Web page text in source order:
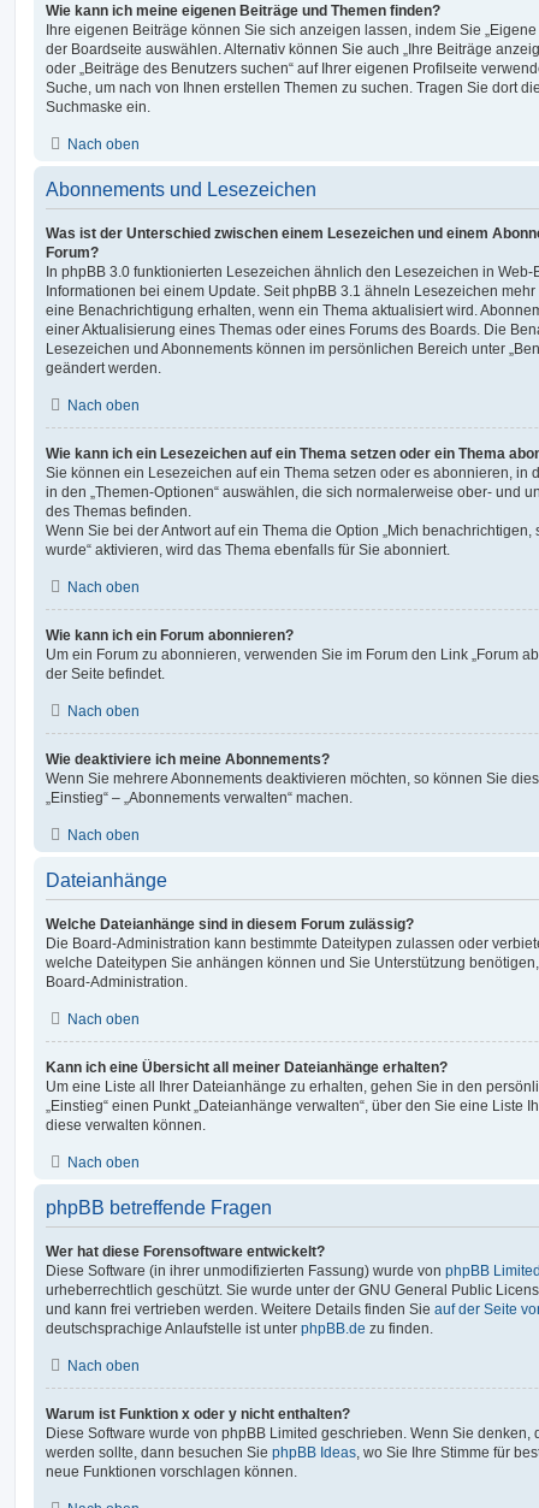
Wie kann ich meine eigenen Beiträge und Themen finden?
Ihre eigenen Beiträge können Sie sich anzeigen lassen, indem Sie
der Boardseite auswählen. Alternativ können Sie auch „Ihre Beiträge
oder „Beiträge des Benutzers suchen“ auf Ihrer eigenen Profilseite
Suche, um nach von Ihnen erstellen Themen zu suchen. Tragen Sie dort
Suchmaske ein.
Nach oben
Abonnements und Lesezeichen
Was ist der Unterschied zwischen einem Lesezeichen und einem
Forum?
In phpBB 3.0 funktionierten Lesezeichen ähnlich den Lesezeichen in
Informationen bei einem Update. Seit phpBB 3.1 ähneln Lesezeichen
eine Benachrichtigung erhalten, wenn ein Thema aktualisiert wird.
einer Aktualisierung eines Themas oder eines Forums des Boards. Die
Lesezeichen und Abonnements können im persönlichen Bereich unter
geändert werden.
Nach oben
Wie kann ich ein Lesezeichen auf ein Thema setzen oder ein Thema
Sie können ein Lesezeichen auf ein Thema setzen oder es abonnieren, in
in den „Themen-Optionen“ auswählen, die sich normalerweise ober- und
des Themas befinden.
Wenn Sie bei der Antwort auf ein Thema die Option „Mich
wurde“ aktivieren, wird das Thema ebenfalls für Sie abonniert.
Nach oben
Wie kann ich ein Forum abonnieren?
Um ein Forum zu abonnieren, verwenden Sie im Forum den Link „Forum
der Seite befindet.
Nach oben
Wie deaktiviere ich meine Abonnements?
Wenn Sie mehrere Abonnements deaktivieren möchten, so können Sie
„Einstieg“ – „Abonnements verwalten“ machen.
Nach oben
Dateianhänge
Welche Dateianhänge sind in diesem Forum zulässig?
Die Board-Administration kann bestimmte Dateitypen zulassen oder
welche Dateitypen Sie anhängen können und Sie Unterstützung
Board-Administration.
Nach oben
Kann ich eine Übersicht all meiner Dateianhänge erhalten?
Um eine Liste all Ihrer Dateianhänge zu erhalten, gehen Sie in den
„Einstieg“ einen Punkt „Dateianhänge verwalten“, über den Sie eine Liste
diese verwalten können.
Nach oben
phpBB betreffende Fragen
Wer hat diese Forensoftware entwickelt?
Diese Software (in ihrer unmodifizierten Fassung) wurde von phpBB
urheberrechtlich geschützt. Sie wurde unter der GNU General Public
und kann frei vertrieben werden. Weitere Details finden Sie auf der Seite
deutschsprachige Anlaufstelle ist unter phpBB.de zu finden.
Nach oben
Warum ist Funktion x oder y nicht enthalten?
Diese Software wurde von phpBB Limited geschrieben. Wenn Sie denken,
werden sollte, dann besuchen Sie phpBB Ideas , wo Sie Ihre Stimme für
neue Funktionen vorschlagen können.